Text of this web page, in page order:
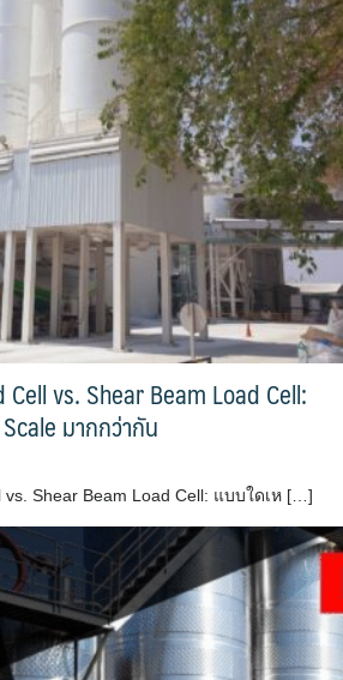
vs. Shear Beam Load Cell:
มากกว่ากัน
vs. Shear Beam Load Cell: แบบใดเห […]